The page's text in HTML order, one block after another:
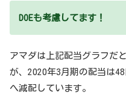
DOEも考慮してます！
アマダは上記配当グラフだ
が、2020年3月期の配当は
へ減配しています。